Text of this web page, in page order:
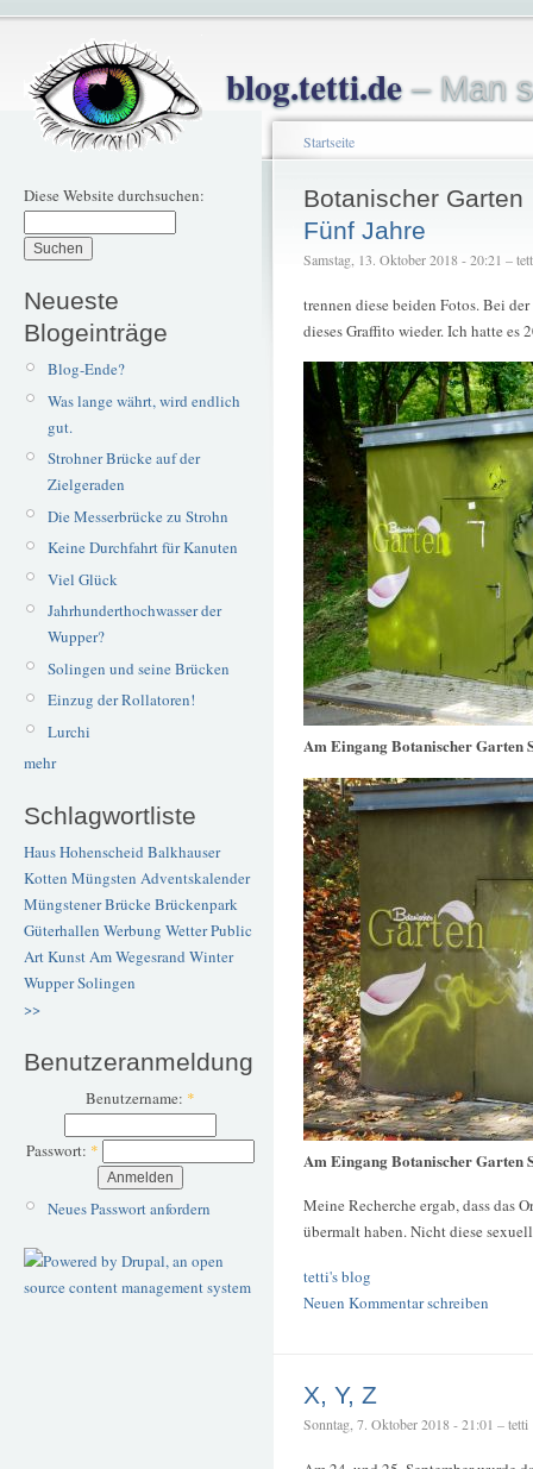
blog.tetti.de– Man
Diese Website durchsuchen:
Neueste
Blogeinträge
Blog-Ende?
Was lange währt, wird endlich
gut.
Strohner Brücke auf der
Zielgeraden
Die Messerbrücke zu Strohn
Keine Durchfahrt für Kanuten
Viel Glück
Jahrhunderthochwasser der
Wupper?
Solingen und seine Brücken
Einzug der Rollatoren!
Lurchi
mehr
Schlagwortliste
Haus Hohenscheid Balkhauser
Kotten Müngsten Adventskalender
Müngstener BrückeBrückenpark
Güterhallen Werbung WetterPublic
ArtKunstAm Wegesrand Winter
WupperSolingen
>>
Benutzeranmeldung
Benutzername: *
Passwort: *
Neues Passwort anfordern
Startseite
Botanischer Garten
Fünf Jahre
Samstag, 13. Oktober 2018 - 20:21 –
trennen diese beiden Fotos. Bei
dieses Graffito wieder. Ich hatte es
Am Eingang Botanischer
Am Eingang Botanischer Garten
Meine Recherche ergab, dass das
übermalt haben. Nicht diese
tetti's blog
Neuen Kommentar schreiben
X, Y, Z
Sonntag, 7. Oktober 2018 - 21:01 – tetti